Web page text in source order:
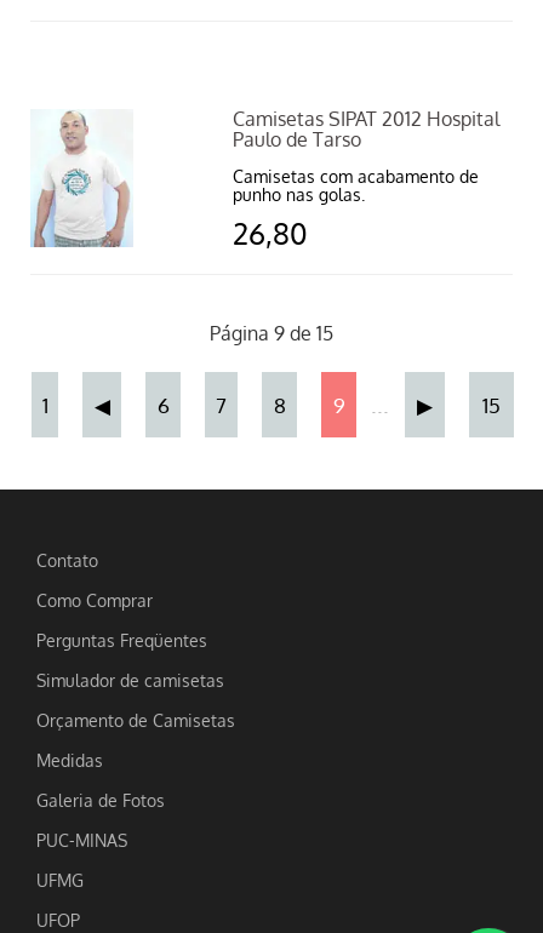
Camisetas SIPAT 2012 Hospital
Paulo de Tarso
Camisetas com acabamento de
punho nas golas.
26,80
Página 9 de 15
1 ◀ 6 7 8 9 ... ▶ 15
Contato
Como Comprar
Perguntas Freqüentes
Simulador de camisetas
Orçamento de Camisetas
Medidas
Galeria de Fotos
PUC-MINAS
UFMG
UFOP